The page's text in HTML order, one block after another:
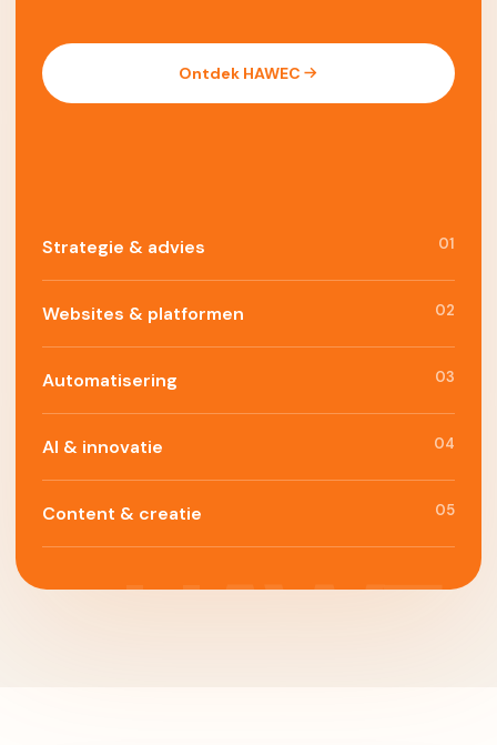
Ontdek HAWEC
Strategie & advies 01
Websites & platformen 02
Automatisering 03
AI & innovatie 04
Content & creatie 05